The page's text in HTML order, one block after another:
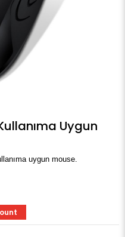
Uygun
uygun mouse.